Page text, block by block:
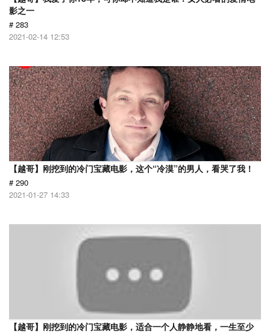
影之一
# 283
2021-02-14 12:53
【越哥】刚挖到的冷门宝藏电影，这个“冷漠”的男人，看哭了我！
# 290
2021-01-27 14:33
【越哥】刚挖到的冷门宝藏电影，适合一个人静静地看，一生至少